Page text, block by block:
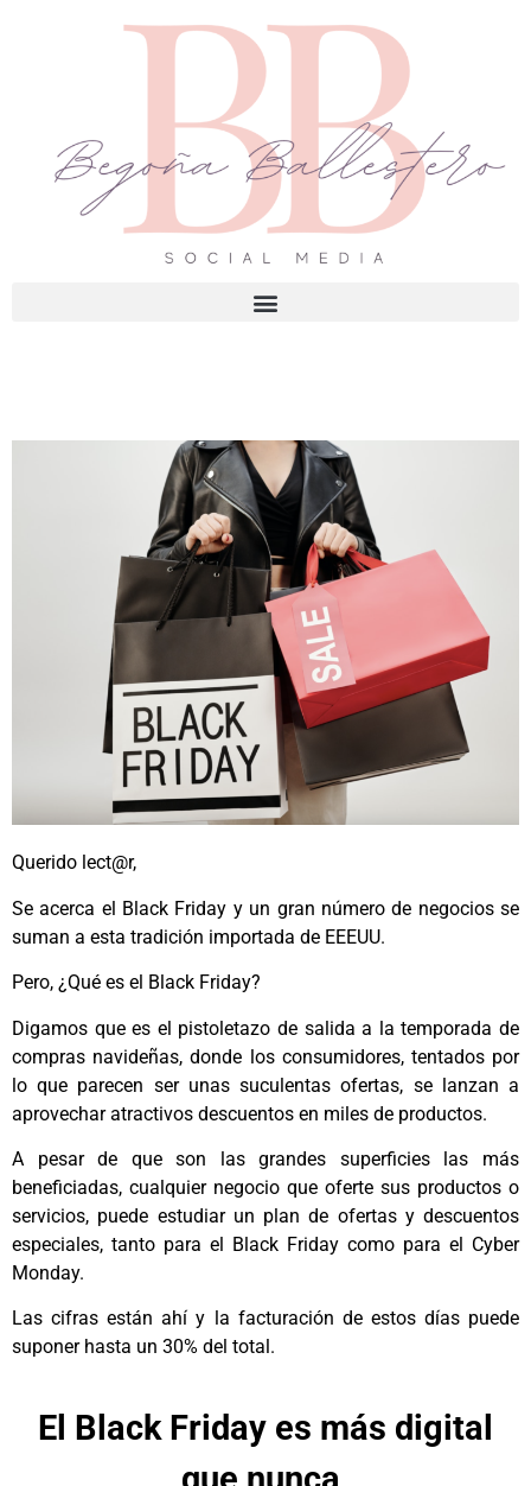
Querido lect@r,
Se acerca el Black Friday y un gran número de negocios se
suman a esta tradición importada de EEEUU.
Pero, ¿Qué es el Black Friday?
Digamos que es el pistoletazo de salida a la temporada de
compras navideñas, donde los consumidores, tentados por
lo que parecen ser unas suculentas ofertas, se lanzan a
aprovechar atractivos descuentos en miles de productos.
A pesar de que son las grandes superficies las más
beneficiadas, cualquier negocio que oferte sus productos o
servicios, puede estudiar un plan de ofertas y descuentos
especiales, tanto para el Black Friday como para el Cyber
Monday.
Las cifras están ahí y la facturación de estos días puede
suponer hasta un 30% del total.
El Black Friday es más digital